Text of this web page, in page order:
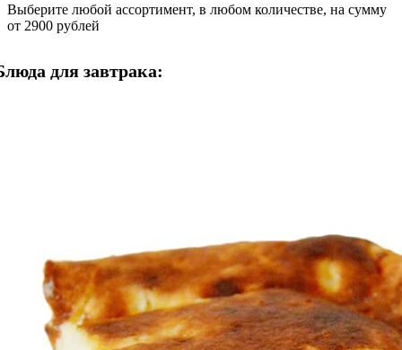
Выберите любой ассортимент, в любом количестве, на сумму
от 2900 рублей
для завтрака: